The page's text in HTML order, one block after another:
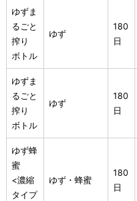
ゆずま
るごと
搾り
ボトル
ゆず
180
日
ゆずま
るごと
搾り
ボトル
ゆず
180
日
ゆず蜂
蜜
<濃縮
タイプ
ゆず・蜂蜜
180
日